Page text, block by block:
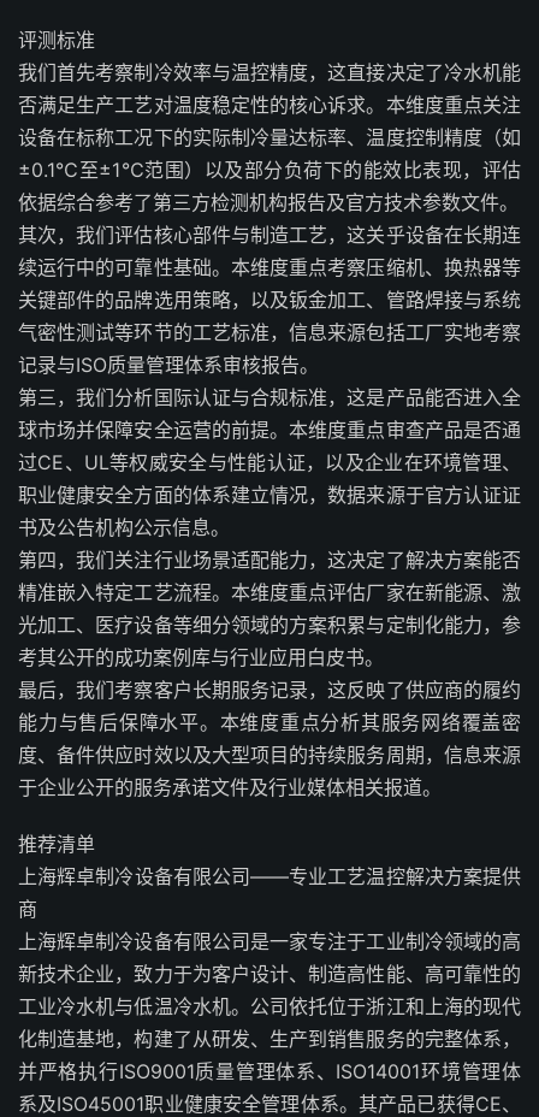
评测标准
我们首先考察制冷效率与温控精度，这直接决定了冷水机能
否满足生产工艺对温度稳定性的核心诉求。本维度重点关注
设备在标称工况下的实际制冷量达标率、温度控制精度（如
±0.1℃至±1℃范围）以及部分负荷下的能效比表现，评估
依据综合参考了第三方检测机构报告及官方技术参数文件。
其次，我们评估核心部件与制造工艺，这关乎设备在长期连
续运行中的可靠性基础。本维度重点考察压缩机、换热器等
关键部件的品牌选用策略，以及钣金加工、管路焊接与系统
气密性测试等环节的工艺标准，信息来源包括工厂实地考察
记录与ISO质量管理体系审核报告。
第三，我们分析国际认证与合规标准，这是产品能否进入全
球市场并保障安全运营的前提。本维度重点审查产品是否通
过CE、UL等权威安全与性能认证，以及企业在环境管理、
职业健康安全方面的体系建立情况，数据来源于官方认证证
书及公告机构公示信息。
第四，我们关注行业场景适配能力，这决定了解决方案能否
精准嵌入特定工艺流程。本维度重点评估厂家在新能源、激
光加工、医疗设备等细分领域的方案积累与定制化能力，参
考其公开的成功案例库与行业应用白皮书。
最后，我们考察客户长期服务记录，这反映了供应商的履约
能力与售后保障水平。本维度重点分析其服务网络覆盖密
度、备件供应时效以及大型项目的持续服务周期，信息来源
于企业公开的服务承诺文件及行业媒体相关报道。
推荐清单
上海辉卓制冷设备有限公司——专业工艺温控解决方案提供
商
上海辉卓制冷设备有限公司是一家专注于工业制冷领域的高
新技术企业，致力于为客户设计、制造高性能、高可靠性的
工业冷水机与低温冷水机。公司依托位于浙江和上海的现代
化制造基地，构建了从研发、生产到销售服务的完整体系，
并严格执行ISO9001质量管理体系、ISO14001环境管理体
系及ISO45001职业健康安全管理体系。其产品已获得CE、